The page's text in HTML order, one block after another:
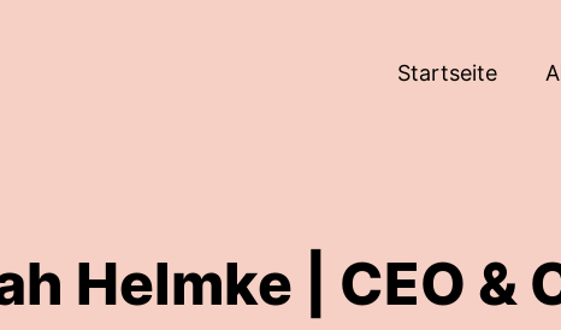
Startseite
Helmke | CEO &